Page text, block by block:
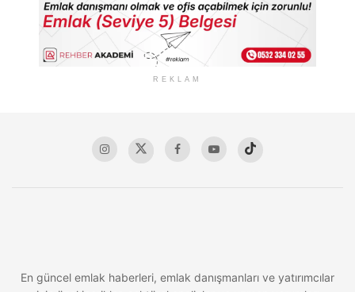
REKLAM
En güncel emlak haberleri, emlak danışmanları ve yatırımcılar